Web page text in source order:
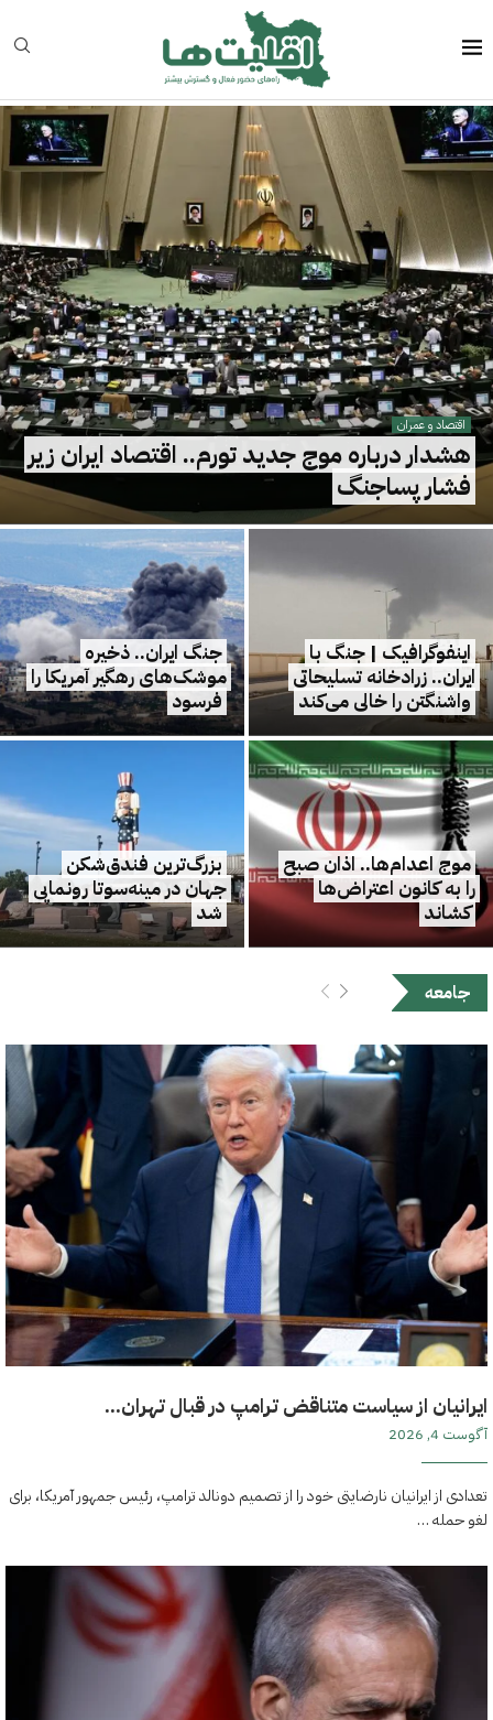
اقتصاد و عمران
هشدار درباره موج جدید تورم.. اقتصاد ایران زیر
فشار پساجنگ
اینفوگرافیک | جنگ با
ایران.. زرادخانه تسلیحاتی
واشنگتن را خالی می‌کند
جنگ ایران.. ذخیره
موشک‌های رهگیر آمریکا را
فرسود
موج اعدام‌ها.. اذان صبح
را به کانون اعتراض‌ها
کشاند
بزرگ‌ترین فندق‌شکن
جهان در مینه‌سوتا رونمایی
شد
جامعه
ایرانیان از سیاست متناقض ترامپ در قبال تهران...
آگوست 4, 2026
تعدادی از ایرانیان نارضایتی خود را از تصمیم دونالد ترامپ، رئیس جمهور آمریکا، برای
لغو حمله …